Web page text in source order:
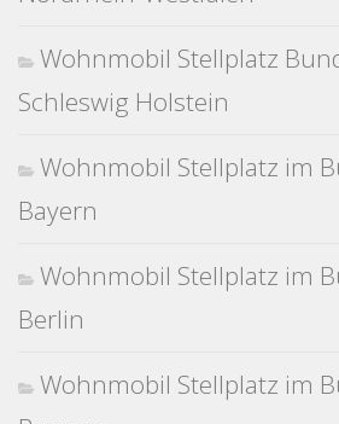
Wohnmobil Stellplatz
Schleswig Holstein
Wohnmobil Stellplatz im
Bayern
Wohnmobil Stellplatz im
Berlin
Wohnmobil Stellplatz im